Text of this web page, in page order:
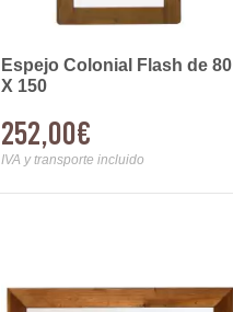
Espejo Colonial Flash de 80
X 150
252,00€
IVA y transporte incluido